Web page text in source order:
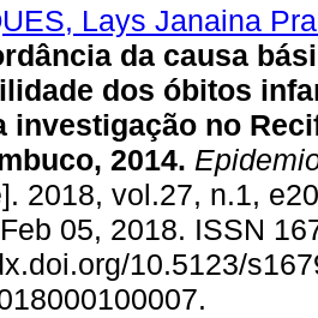
Lays Janaina
da causa
dos óbitos
investigação no
2014.
2018, vol.27, n.1,
05, 2018. ISSN
10.5123/